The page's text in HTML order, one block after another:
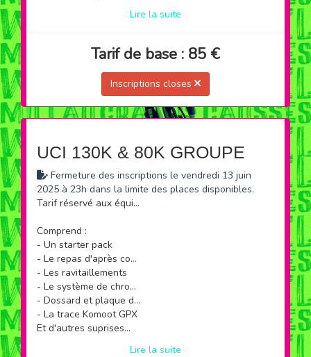
Lire la suite
Tarif de base : 85 €
Inscriptions closes
UCI 130K & 80K GROUPE
Fermeture des inscriptions le vendredi 13 juin
2025 à 23h dans la limite des places disponibles.
Tarif réservé aux équipes et aux clubs de 5 personnes minimum et de 15 personnes maximum !
Comprend :
- Un starter pack
- Le repas d'après course
- Les ravitaillements
- Le système de chronométrage
- Dossard et plaque de cadre
- La trace Komoot GPX
Et d'autres suprises...
Lire la suite